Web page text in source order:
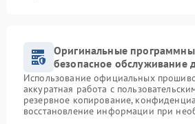
Оригинальные
безопасное обслуживание
Использование официальных
аккуратная работа с
резервное копирование,
восстановление информации при